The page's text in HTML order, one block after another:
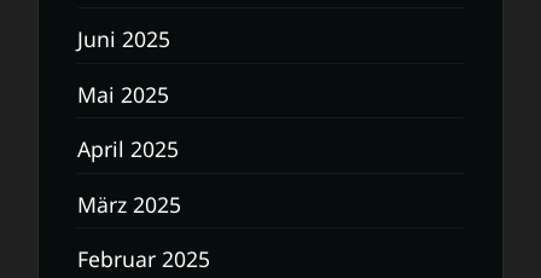
Juni 2025
Mai 2025
April 2025
März 2025
Februar 2025